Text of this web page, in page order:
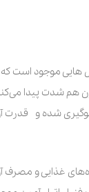
هایی موجود
شدت پیدا می‌کند.
شده و قدرت
غذایی و